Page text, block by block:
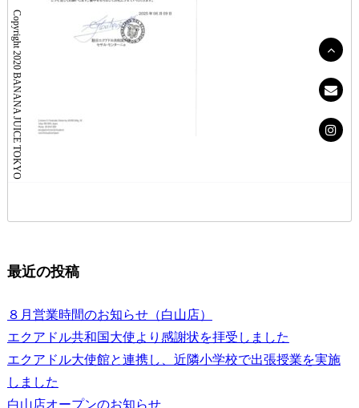
最近の投稿
８月営業時間のお知らせ（白山店）
エクアドル共和国大使より感謝状を拝受しました
エクアドル大使館と連携し、近隣小学校で出張授業を実施
しました
白山店オープンのお知らせ
Copyright 2020 BANANA JUICE TOKYO